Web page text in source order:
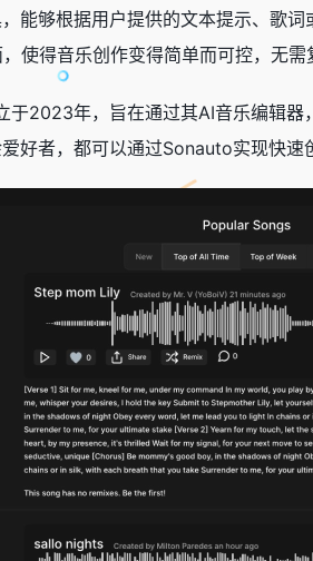
能够根据用户提供的文本提示、歌
使得音乐创作变得简单而可控，无需
2023年，旨在通过其AI音乐编辑器
好者，都可以通过Sonauto实现快速